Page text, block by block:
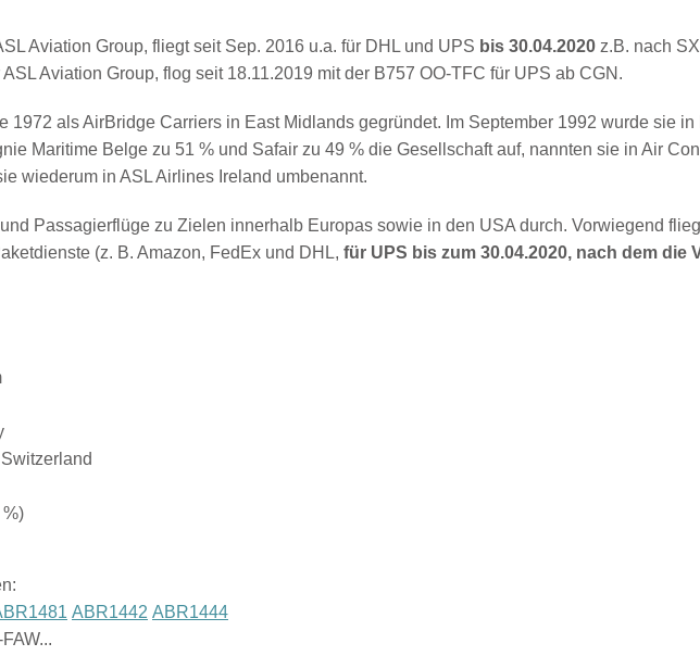
Aviation Group, fliegt seit Sep. 2016 u.a. für DHL und UPS bis 30.04.2020 z.B. nach
Aviation Group, flog seit 18.11.2019 mit der B757 OO-TFC für UPS ab CGN.
1972 als AirBridge Carriers in East Midlands gegründet. Im September 1992 wurde sie
Maritime Belge zu 51 % und Safair zu 49 % die Gesellschaft auf, nannten sie in Air
wiederum in ASL Airlines Ireland umbenannt.
Passagierflüge zu Zielen innerhalb Europas sowie in den USA durch. Vorwiegend
(z. B. Amazon, FedEx und DHL, für UPS bis zum 30.04.2020, nach dem die
ABR1442 ABR1444